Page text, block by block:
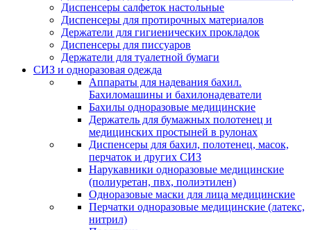
Диспенсеры салфеток настольные
Диспенсеры для протирочных материалов
Держатели для гигиенических прокладок
Диспенсеры для писсуаров
Держатели для туалетной бумаги
СИЗ и одноразовая одежда
Аппараты для надевания бахил.
Бахиломашины и бахилонадеватели
Бахилы одноразовые медицинские
Держатель для бумажных полотенец и
медицинских простыней в рулонах
Диспенсеры для бахил, полотенец, масок,
перчаток и других СИЗ
Нарукавники одноразовые медицинские
(полиуретан, пвх, полиэтилен)
Одноразовые маски для лица медицинские
Перчатки одноразовые медицинские (латекс,
нитрил)